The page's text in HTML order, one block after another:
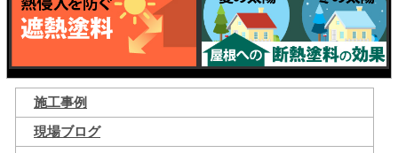
施工事例
現場ブログ